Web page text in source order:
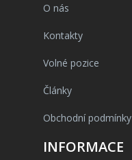
O nás
Kontakty
Volné pozice
Články
Obchodní podmínky
INFORMACE